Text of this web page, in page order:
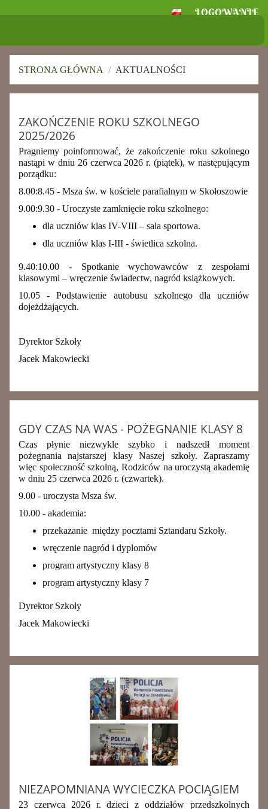
LOGOWANIE
Skołoszowie
STRONA GŁÓWNA / AKTUALNOŚCI
ZAKOŃCZENIE ROKU SZKOLNEGO
2025/2026
Pragniemy poinformować, że zakończenie roku szkolnego
nastąpi w dniu 26 czerwca 2026 r. (piątek), w następującym
porządku:
8.00:8.45 - Msza św. w kościele parafialnym w Skołoszowie
9.00:9.30 - Uroczyste zamknięcie roku szkolnego:
dla uczniów klas IV-VIII – sala sportowa.
dla uczniów klas I-III - świetlica szkolna.
9.40:10.00 - Spotkanie wychowawców z zespołami
klasowymi – wręczenie świadectw, nagród książkowych.
10.05 - Podstawienie autobusu szkolnego dla uczniów
dojeżdżających.
Dyrektor Szkoły
Jacek Makowiecki
GDY CZAS NA WAS - POŻEGNANIE KLASY 8
Czas płynie niezwykle szybko i nadszedł moment
pożegnania najstarszej klasy Naszej szkoły. Zapraszamy
więc społeczność szkolną, Rodziców na uroczystą akademię
w dniu 25 czerwca 2026 r. (czwartek).
9.00 - uroczysta Msza św.
10.00 - akademia:
przekazanie między pocztami Sztandaru Szkoły.
wręczenie nagród i dyplomów
program artystyczny klasy 8
program artystyczny klasy 7
Dyrektor Szkoły
Jacek Makowiecki
NIEZAPOMNIANA WYCIECZKA POCIĄGIEM
23 czerwca 2026 r. dzieci z oddziałów przedszkolnych